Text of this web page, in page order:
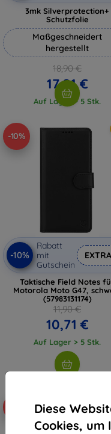
Diese
Cookies, um
3mk Silverprotection+
Schutzfolie
Maßgeschneidert
hergestellt
18,90 €
17,01 €
Auf Lager > 5 Stk.
-10%
-10%
Rabatt
mit
Gutschein
Taktische Field Notes
Motorola Moto G47,
(57983131174)
11,90 €
10,71 €
Auf Lager > 5 Stk.